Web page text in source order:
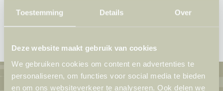
Toestemming Details Over
Deze website maakt gebruik van cookies
We gebruiken cookies om content en advertenties te
personaliseren, om functies voor social media te bieden
en om ons websiteverkeer te analyseren. Ook delen we